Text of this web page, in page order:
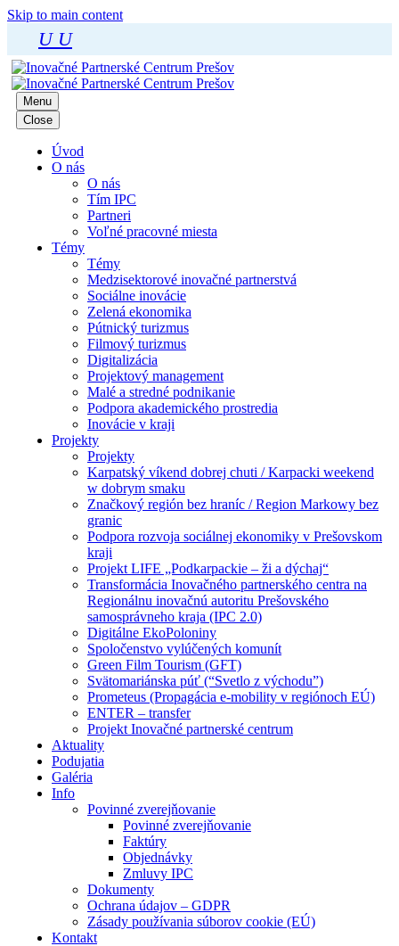
Skip to main content
U U
Menu
Close
Úvod
O nás
O nás
Tím IPC
Partneri
Voľné pracovné miesta
Témy
Témy
Medzisektorové inovačné partnerstvá
Sociálne inovácie
Zelená ekonomika
Pútnický turizmus
Filmový turizmus
Digitalizácia
Projektový management
Malé a stredné podnikanie
Podpora akademického prostredia
Inovácie v kraji
Projekty
Projekty
Karpatský víkend dobrej chuti / Karpacki weekend
w dobrym smaku
Značkový región bez hraníc / Region Markowy bez
granic
Podpora rozvoja sociálnej ekonomiky v Prešovskom
kraji
Projekt LIFE „Podkarpackie – ži a dýchaj“
Transformácia Inovačného partnerského centra na
Regionálnu inovačnú autoritu Prešovského
samosprávneho kraja (IPC 2.0)
Digitálne EkoPoloniny
Spoločenstvo vylúčených komunít
Green Film Tourism (GFT)
Svätomariánska púť (“Svetlo z východu”)
Prometeus (Propagácia e-mobility v regiónoch EÚ)
ENTER – transfer
Projekt Inovačné partnerské centrum
Aktuality
Podujatia
Galéria
Info
Povinné zverejňovanie
Povinné zverejňovanie
Faktúry
Objednávky
Zmluvy IPC
Dokumenty
Ochrana údajov – GDPR
Zásady používania súborov cookie (EÚ)
Kontakt